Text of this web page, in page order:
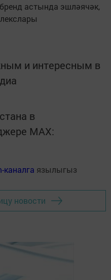
астында эшләячәк,
и интересным в
в
MАХ:
каналга язылыгыз
новости